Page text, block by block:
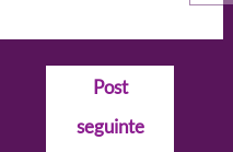
Post
seguinte